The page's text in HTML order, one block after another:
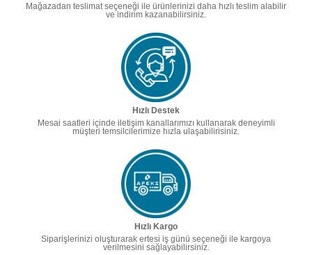
Mağazadan teslimat seçeneği ile ürünlerinizi daha hızlı teslim alabilir
ve indirim kazanabilirsiniz.
Hızlı Destek
Mesai saatleri içinde iletişim kanallarımızı kullanarak deneyimli
müşteri temsilcilerimize hızla ulaşabilirisiniz.
Hızlı Kargo
Siparişlerinizi oluşturarak ertesi iş günü seçeneği ile kargoya
verilmesini sağlayabilirsiniz.